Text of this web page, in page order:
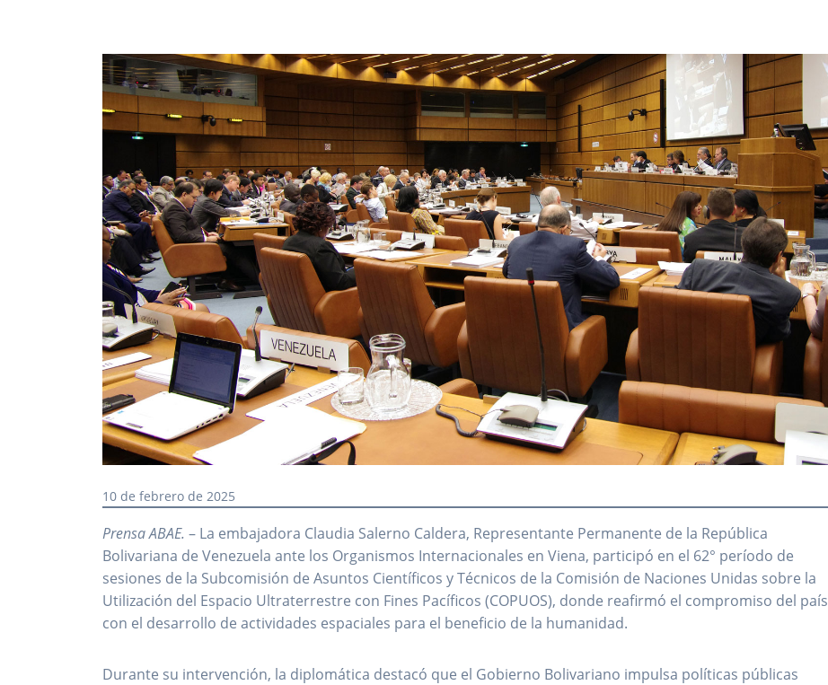
10 de febrero de 2025
Prensa ABAE. – La embajadora Claudia Salerno Caldera, Representante Permanente de la República
Bolivariana de Venezuela ante los Organismos Internacionales en Viena, participó en el 62° período de
sesiones de la Subcomisión de Asuntos Científicos y Técnicos de la Comisión de Naciones Unidas sobre la
Utilización del Espacio Ultraterrestre con Fines Pacíficos (COPUOS), donde reafirmó el compromiso del país
con el desarrollo de actividades espaciales para el beneficio de la humanidad.
Durante su intervención, la diplomática destacó que el Gobierno Bolivariano impulsa políticas públicas